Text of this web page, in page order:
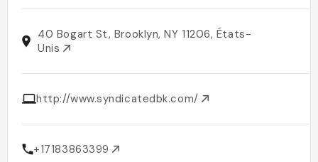
40 Bogart St, Brooklyn, NY 11206, États-
Unis
http://www.syndicatedbk.com/
+17183863399